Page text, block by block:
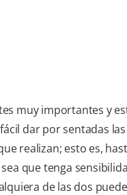
muy importantes y
dar por sentadas las
realizan; esto es,
que tenga
de las dos